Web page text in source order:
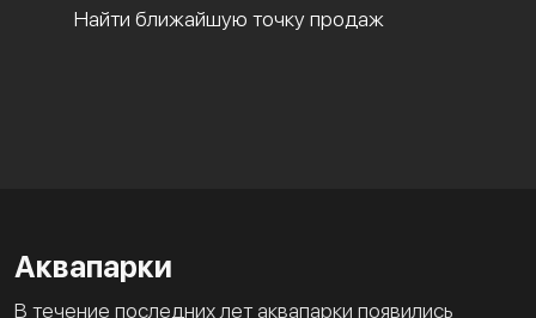
Найти ближайшую точку продаж
Аквапарки
В течение последних лет аквапарки появились